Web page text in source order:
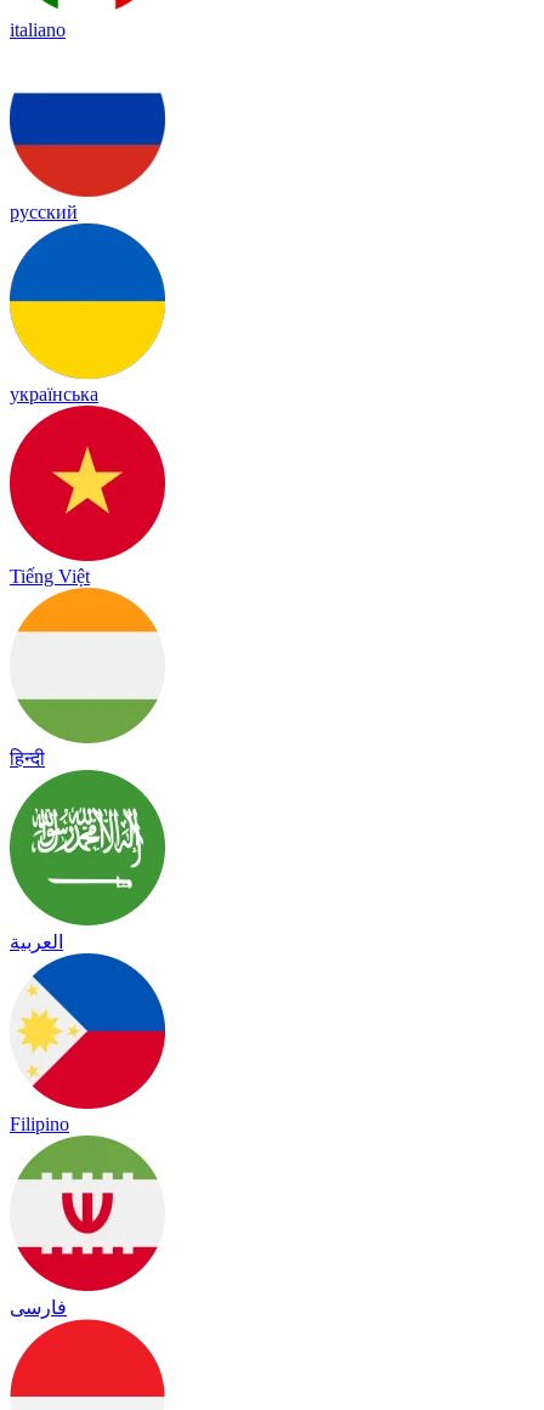
italiano
русский
українська
Tiếng Việt
हिन्दी
العربية
Filipino
فارسی